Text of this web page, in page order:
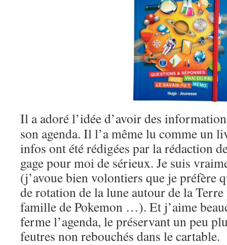
Il a adoré l’idée d’avoir des
son agenda. Il l’a même lu comme un
infos ont été rédigées par la rédaction
gage pour moi de sérieux. Je suis
(j’avoue bien volontiers que je préfère
de rotation de la lune autour de la
famille de Pokemon …). Et j’aime
ferme l’agenda, le préservant un peu
feutres non rebouchés dans le cartable.